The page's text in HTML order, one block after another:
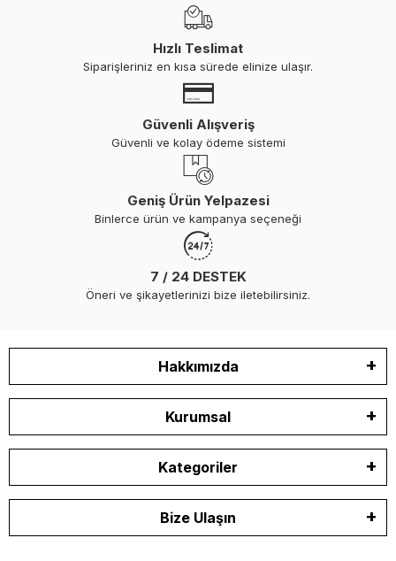
Hızlı Teslimat
Siparişleriniz en kısa sürede elinize ulaşır.
Güvenli Alışveriş
Güvenli ve kolay ödeme sistemi
Geniş Ürün Yelpazesi
Binlerce ürün ve kampanya seçeneği
7 / 24 DESTEK
Öneri ve şikayetlerinizi bize iletebilirsiniz.
Hakkımızda
Kurumsal
Kategoriler
Bize Ulaşın